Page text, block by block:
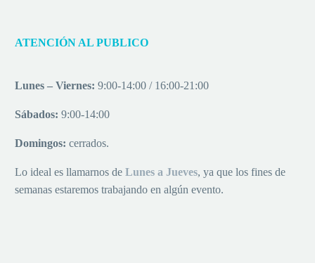
ATENCIÓN AL PUBLICO
Lunes – Viernes: 9:00-14:00 / 16:00-21:00
Sábados: 9:00-14:00
Domingos: cerrados.
Lo ideal es llamarnos de Lunes a Jueves, ya que los fines de
semanas estaremos trabajando en algún evento.